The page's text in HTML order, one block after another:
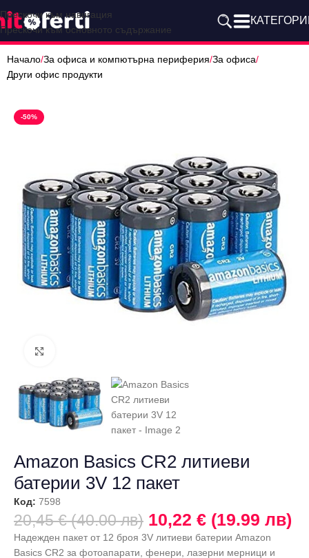
Прескочи към навигация
Прескочи към основното съдържание
Начало/За офиса и компютърна периферия/За офиса/
Други офис продукти
-50%
Amazon Basics CR2 литиеви
батерии 3V 12 пакет
Код: 7598
20,45 € (40.00 лв) 10,22 € (19.99 лв)
Надежден пакет от 12 броя 3V литиеви батерии Amazon
Basics CR2 за фотоапарати, фенери, лазерни мерници и